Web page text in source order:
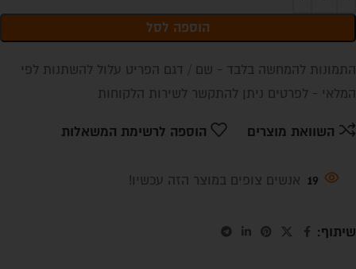
הוספה לסל
התמונות להמחשה בלבד - שם / דגם הפריט עלול להשתנות לפי
המלאי - לפרטים ניתן להתקשר לשירות הלקוחות
השוואת מוצרים הוספה לרשימת המשאלות
19 אנשים צופים במוצר הזה עכשיו!
שיתוף: